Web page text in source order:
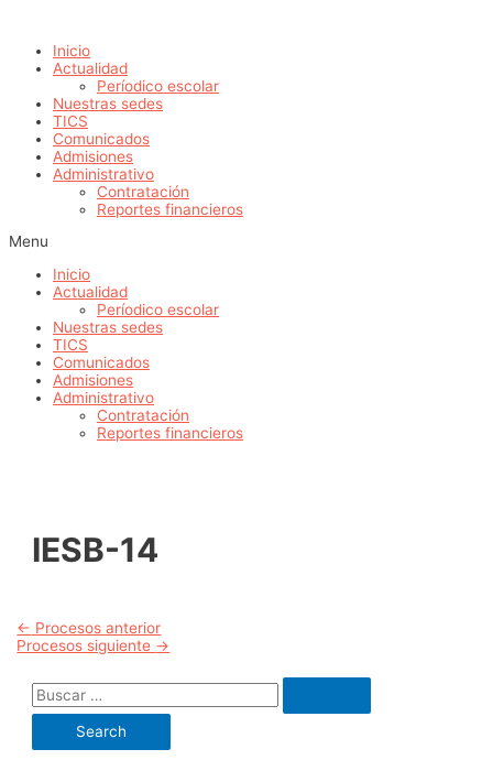
contenido
Inicio
Actualidad
Períodico escolar
Nuestras sedes
TICS
Comunicados
Admisiones
Administrativo
Contratación
Reportes financieros
Menu
Inicio
Actualidad
Períodico escolar
Nuestras sedes
TICS
Comunicados
Admisiones
Administrativo
Contratación
Reportes financieros
IESB-14
Navegación
entradas
← Procesos anterior
Procesos siguiente →
B
u
s